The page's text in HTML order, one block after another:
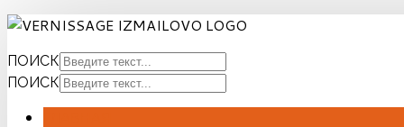
ПОИСК
ПОИСК